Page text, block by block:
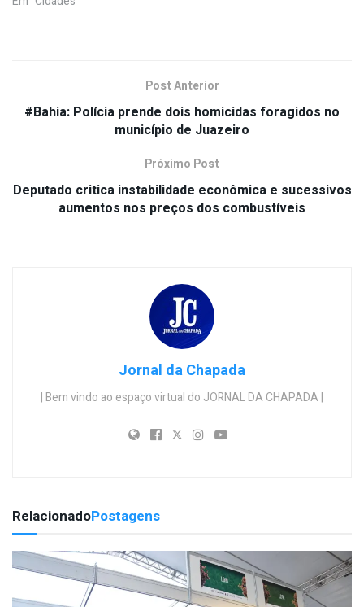
Post Anterior
#Bahia: Polícia prende dois homicidas foragidos no
município de Juazeiro
Próximo Post
Deputado critica instabilidade econômica e sucessivos
aumentos nos preços dos combustíveis
Jornal da Chapada
| Bem vindo ao espaço virtual do JORNAL DA CHAPADA |
RelacionadoPostagens